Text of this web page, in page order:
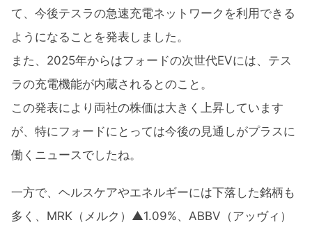
て、今後テスラの急速充電ネットワークを利用できる
ようになることを発表しました。
また、2025年からはフォードの次世代EVには、テス
ラの充電機能が内蔵されるとのこと。
この発表により両社の株価は大きく上昇しています
が、特にフォードにとっては今後の見通しがプラスに
働くニュースでしたね。
一方で、ヘルスケアやエネルギーには下落した銘柄も
多く、MRK（メルク）▲1.09%、ABBV（アッヴィ）